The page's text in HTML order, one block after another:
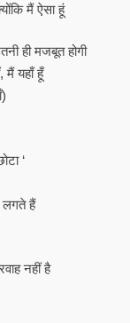
मैं ऐसा हूं
ही मजबूत होगी
मैं यहाँ हूँ
‘
लगते हैं
नहीं है